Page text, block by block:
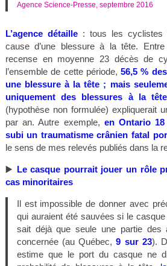
Agence Science-Presse, septembre 2016
L’agence détaille: tous les cyclistes
cause d’une blessure à la tête.
recense en moyenne 23 décès de
l’ensemble de cette période,56,5 %
une blessure à la tête ; mais
uniquement des blessures à la tête
(hypothèse non formulée) expliquerait
par an. Autre exemple, en Ontario
subi un traumatisme crânien fatal
le sens de mes relevés publiés dans la
▶️ Le casque pourrait jouer un rôle
cas minoritaires
Il est impossible de donner avec
qui auraient été sauvées si le
sait déjà que seule une partie des
concernée (au Québec,9 sur 23).
estime que le port du casque ne